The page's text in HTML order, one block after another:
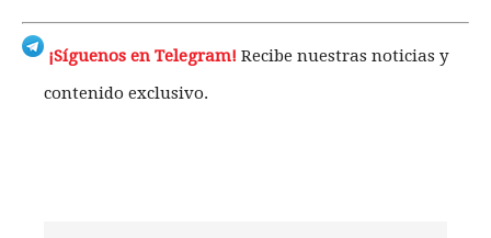
¡Síguenos en Telegram! Recibe nuestras noticias y
contenido exclusivo.